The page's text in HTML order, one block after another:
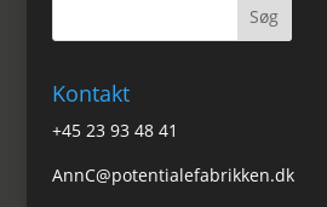
Kontakt
+45 23 93 48 41
AnnC@potentialefabrikken.dk